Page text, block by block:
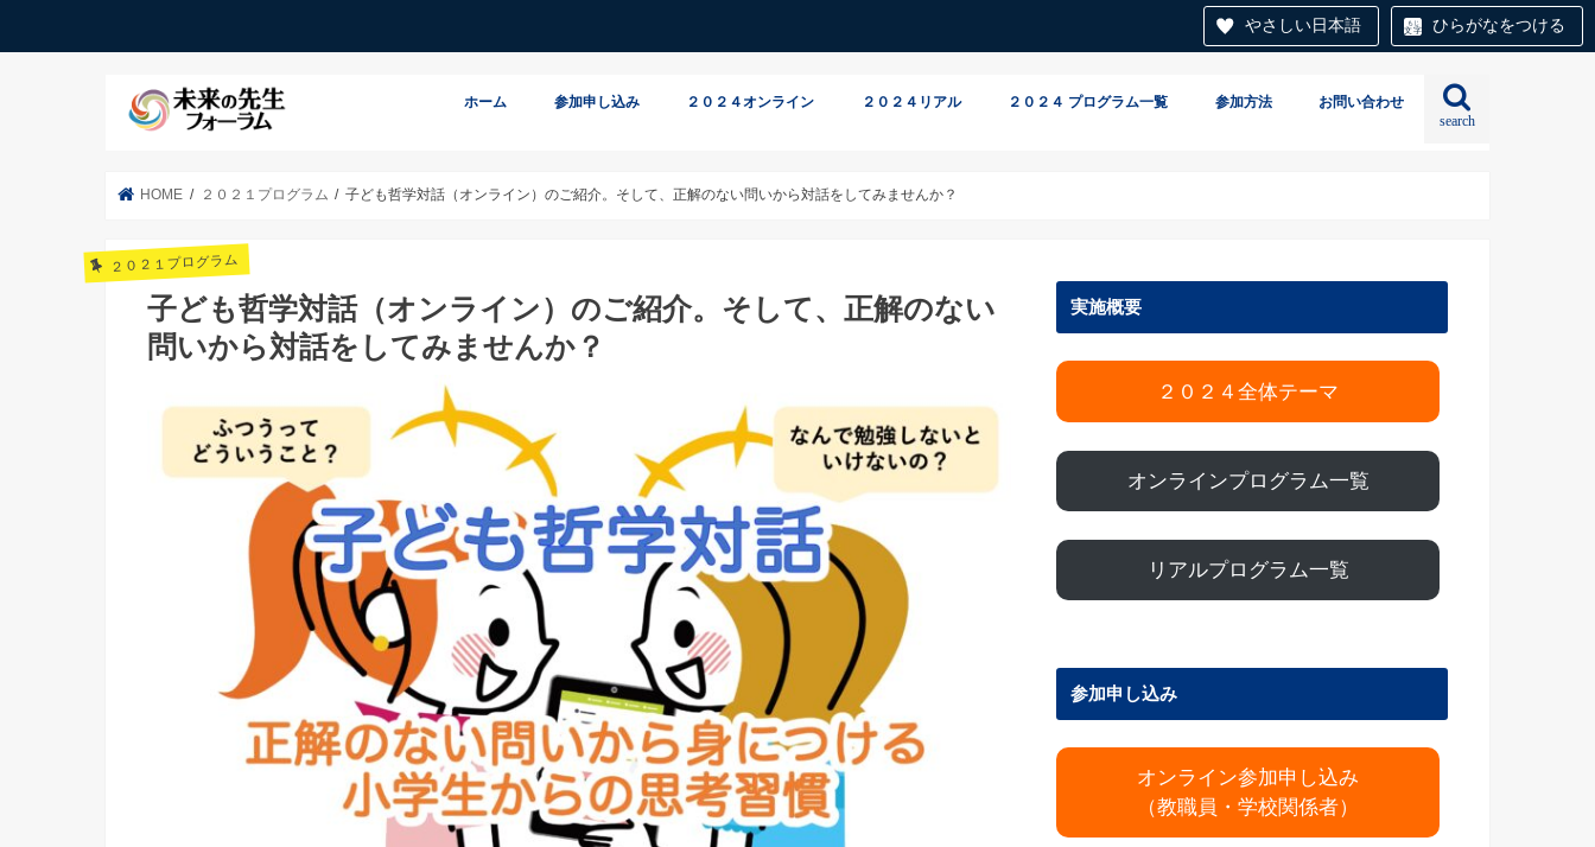
やさしい日本語 ひらがなをつける
search
ホーム 参加申し込み ２０２４オンライン ２０２４リアル ２０２４ プログラム一覧 参加方法 お問い合わせ
HOME ２０２１プログラム 子ども哲学対話（オンライン）のご紹介。そして、正解のない問いから対話をしてみませんか？
２０２１プログラム
子ども哲学対話（オンライン）のご紹介。そして、正解のない
問いから対話をしてみませんか？
実施概要
２０２４全体テーマ
オンラインプログラム一覧
リアルプログラム一覧
参加申し込み
オンライン参加申し込み
（教職員・学校関係者）